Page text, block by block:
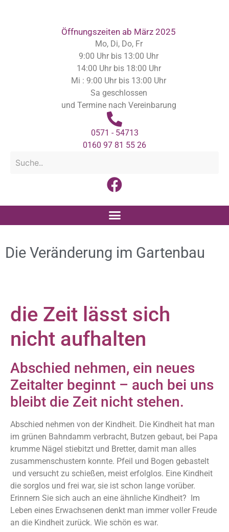
Öffnungszeiten ab März 2025
Mo, Di, Do, Fr
9:00 Uhr bis 13:00 Uhr
14:00 Uhr bis 18:00 Uhr
Mi : 9:00 Uhr bis 13:00 Uhr
Sa geschlossen
und Termine nach Vereinbarung
0571 - 54713
0160 97 81 55 26
Die Veränderung im Gartenbau
die Zeit lässt sich
nicht aufhalten
Abschied nehmen, ein neues
Zeitalter beginnt – auch bei uns
bleibt die Zeit nicht stehen.
Abschied nehmen von der Kindheit. Die Kindheit hat man
im grünen Bahndamm verbracht, Butzen gebaut, bei Papa
krumme Nägel stiebitzt und Bretter, damit man alles
zusammenschustern konnte. Pfeil und Bogen gebastelt
und versucht zu schießen, meist erfolglos. Eine Kindheit
die sorglos und frei war, sie ist schon lange vorüber.
Erinnern Sie sich auch an eine ähnliche Kindheit? Im
Leben eines Erwachsenen denkt man immer voller Freude
an die Kindheit zurück. Wie schön es war.